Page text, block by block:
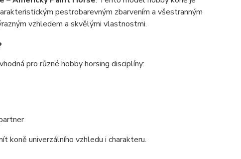
pestrobarevným zbarvením a všestranným
vzhledem a skvělými vlastnostmi.
pro různé hobby horsing disciplíny:
koně univerzálního vzhledu i charakteru.